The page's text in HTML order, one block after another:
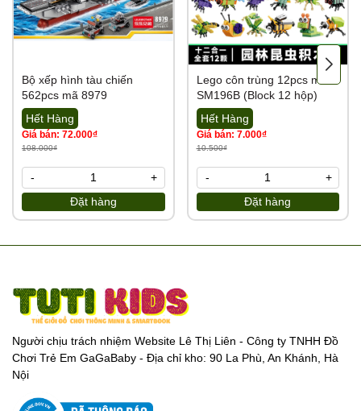
Bộ xếp hình tàu chiến
562pcs mã 8979
Hết Hàng
Giá bán: 72.000₫
108.000₫
Đặt hàng
- +
Lego côn trùng 12pcs mã
SM196B (Block 12 hộp)
Hết Hàng
Giá bán: 7.000₫
10.500₫
Đặt hàng
- +
Người chịu trách nhiệm Website Lê Thị Liên - Công ty TNHH Đồ
Chơi Trẻ Em GaGaBaby - Địa chỉ kho: 90 La Phù, An Khánh, Hà
Nội